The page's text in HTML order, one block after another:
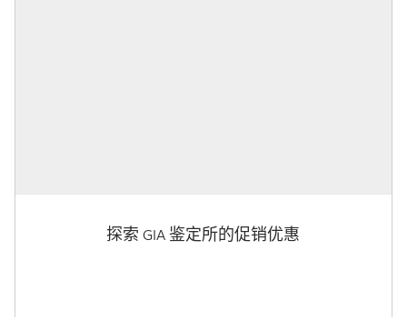
探索 GIA 鉴定所的促销优惠